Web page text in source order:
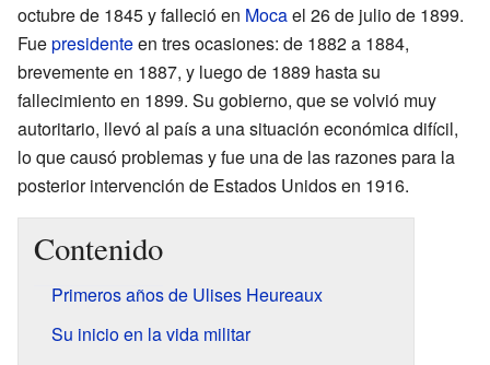
octubre de 1845 y falleció en Mocael 26 de julio de 1899.
Fuepresidenteen tres ocasiones: de 1882 a 1884,
brevemente en 1887, y luego de 1889 hasta su
fallecimiento en 1899. Su gobierno, que se volvió muy
autoritario, llevó al país a una situación económica difícil,
lo que causó problemas y fue una de las razones para la
posterior intervención de Estados Unidos en 1916.
Contenido
Primeros años de Ulises Heureaux
Su inicio en la vida militar